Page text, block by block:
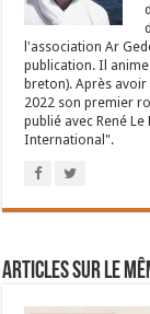
l'association Ar
publication. Il
breton). Après
2022 son premier
publié avec René
International".
Articles sur le